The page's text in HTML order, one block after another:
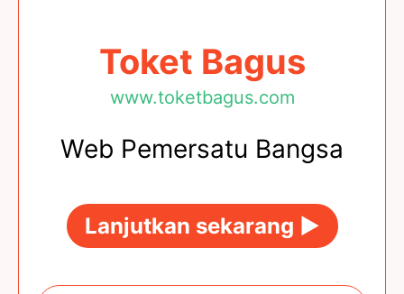
Toket Bagus
www.toketbagus.com
Web Pemersatu Bangsa
Lanjutkan sekarang ►